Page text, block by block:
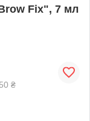
Fix", 7 мл
₴